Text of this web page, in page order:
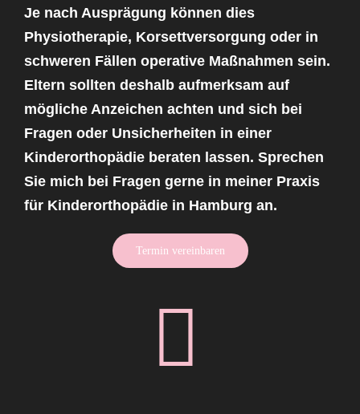
Je nach Ausprägung können dies
Physiotherapie, Korsettversorgung oder in
schweren Fällen operative Maßnahmen sein.
Eltern sollten deshalb aufmerksam auf
mögliche Anzeichen achten und sich bei
Fragen oder Unsicherheiten in einer
Kinderorthopädie beraten lassen. Sprechen
Sie mich bei Fragen gerne in meiner Praxis
für Kinderorthopädie in Hamburg an.
Termin vereinbaren